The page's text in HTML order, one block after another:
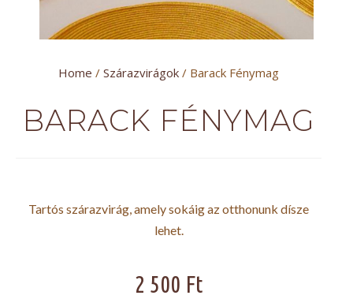
Home / Szárazvirágok / Barack Fénymag
BARACK FÉNYMAG
Tartós szárazvirág, amely sokáig az otthonunk dísze
lehet.
2 500 Ft